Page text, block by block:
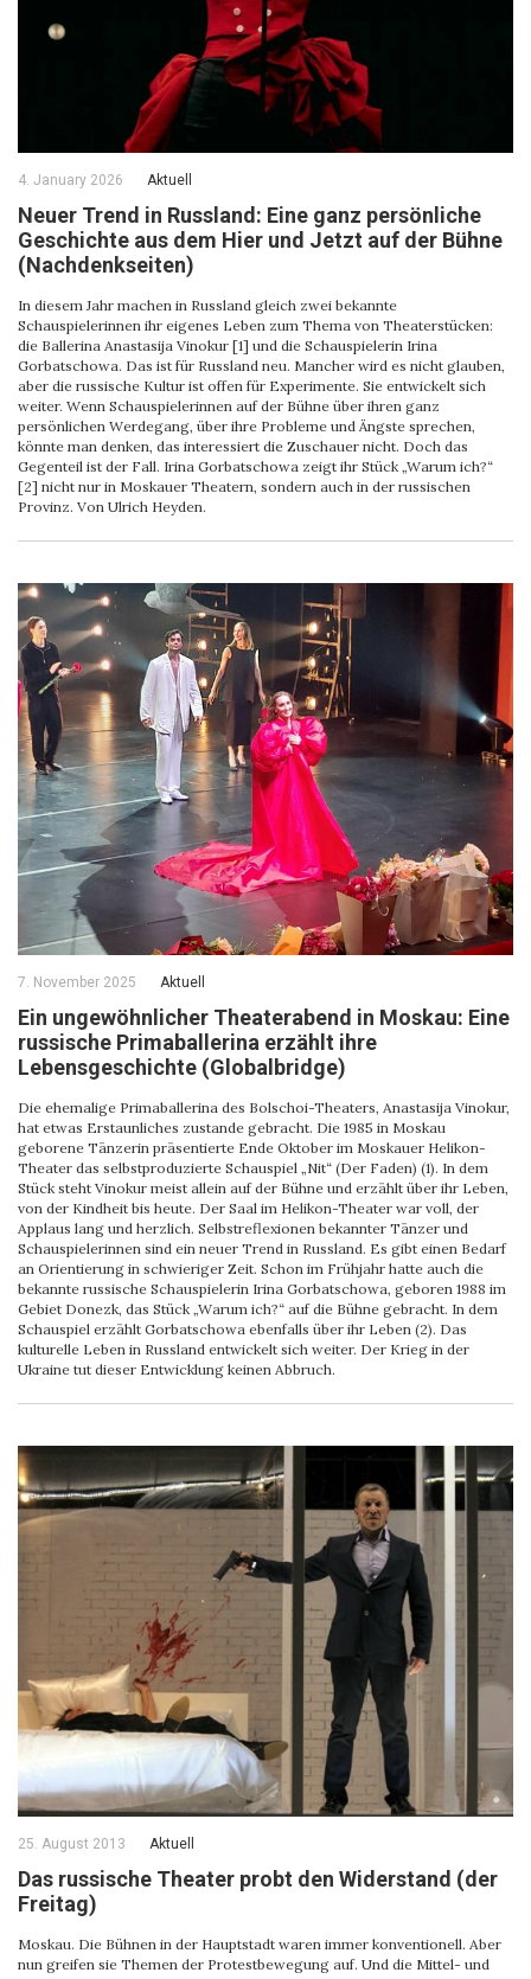
4. January 2026 Aktuell
Neuer Trend in Russland: Eine ganz persönliche
Geschichte aus dem Hier und Jetzt auf der Bühne
(Nachdenkseiten)
In diesem Jahr machen in Russland gleich zwei bekannte
Schauspielerinnen ihr eigenes Leben zum Thema von Theaterstücken:
die Ballerina Anastasija Vinokur [1] und die Schauspielerin Irina
Gorbatschowa. Das ist für Russland neu. Mancher wird es nicht glauben,
aber die russische Kultur ist offen für Experimente. Sie entwickelt sich
weiter. Wenn Schauspielerinnen auf der Bühne über ihren ganz
persönlichen Werdegang, über ihre Probleme und Ängste sprechen,
könnte man denken, das interessiert die Zuschauer nicht. Doch das
Gegenteil ist der Fall. Irina Gorbatschowa zeigt ihr Stück „Warum ich?“
[2] nicht nur in Moskauer Theatern, sondern auch in der russischen
Provinz. Von Ulrich Heyden.
7. November 2025 Aktuell
Ein ungewöhnlicher Theaterabend in Moskau: Eine
russische Primaballerina erzählt ihre
Lebensgeschichte (Globalbridge)
Die ehemalige Primaballerina des Bolschoi-Theaters, Anastasija Vinokur,
hat etwas Erstaunliches zustande gebracht. Die 1985 in Moskau
geborene Tänzerin präsentierte Ende Oktober im Moskauer Helikon-
Theater das selbstproduzierte Schauspiel „Nit“ (Der Faden) (1). In dem
Stück steht Vinokur meist allein auf der Bühne und erzählt über ihr Leben,
von der Kindheit bis heute. Der Saal im Helikon-Theater war voll, der
Applaus lang und herzlich. Selbstreflexionen bekannter Tänzer und
Schauspielerinnen sind ein neuer Trend in Russland. Es gibt einen Bedarf
an Orientierung in schwieriger Zeit. Schon im Frühjahr hatte auch die
bekannte russische Schauspielerin Irina Gorbatschowa, geboren 1988 im
Gebiet Donezk, das Stück „Warum ich?“ auf die Bühne gebracht. In dem
Schauspiel erzählt Gorbatschowa ebenfalls über ihr Leben (2). Das
kulturelle Leben in Russland entwickelt sich weiter. Der Krieg in der
Ukraine tut dieser Entwicklung keinen Abbruch.
25. August 2013 Aktuell
Das russische Theater probt den Widerstand (der
Freitag)
Moskau. Die Bühnen in der Hauptstadt waren immer konventionell. Aber
nun greifen sie Themen der Protestbewegung auf. Und die Mittel- und